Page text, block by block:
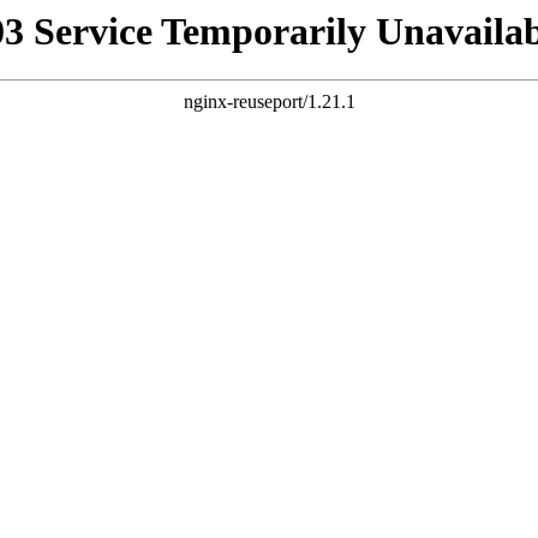
Service Temporarily
nginx-reuseport/1.21.1